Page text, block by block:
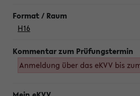
H16
Anmeldung über das eKVV bis